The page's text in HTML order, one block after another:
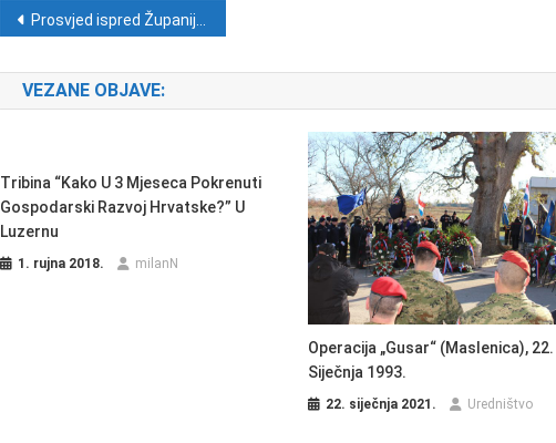
Navigacija objava
Prosvjed ispred Županijske skupštine u Splitu: Građanska inicijativa “Ne daj se, Cetino!” poziva građane na ulice
VEZANE OBJAVE:
Tribina “Kako U 3 Mjeseca Pokrenuti
Gospodarski Razvoj Hrvatske?” U
Luzernu
1. rujna 2018. milanN
Operacija „Gusar“ (Maslenica),
Siječnja 1993.
22. siječnja 2021. Uredništvo